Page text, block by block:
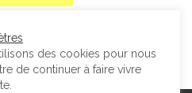
des cookies pour nous
de continuer à faire vivre